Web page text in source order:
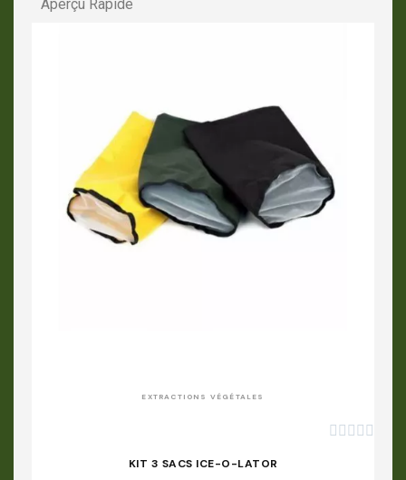
Aperçu Rapide
EXTRACTIONS VÉGÉTALES
    
KIT 3 SACS ICE-O-LATOR